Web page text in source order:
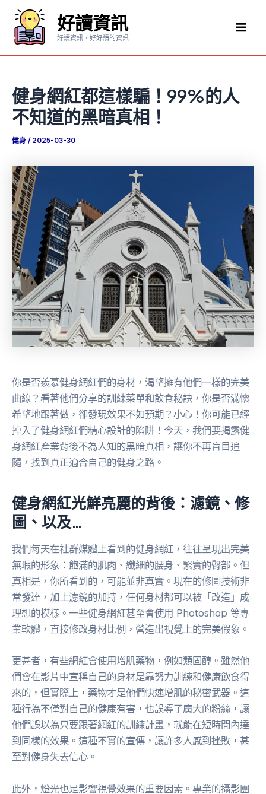
要
好讀資訊
好讀資訊，好好讀的資訊
健身網紅都這樣騙！99%的人
不知道的黑暗真相！
健身 / 2025-03-30
你是否羨慕健身網紅們的身材，渴望擁有他們一樣的完美
曲線？看著他們分享的訓練菜單和飲食秘訣，你是否滿懷
希望地跟著做，卻發現效果不如預期？小心！你可能已經
掉入了健身網紅們精心設計的陷阱！今天，我們要揭露健
身網紅產業背後不為人知的黑暗真相，讓你不再盲目追
隨，找到真正適合自己的健身之路。
健身網紅光鮮亮麗的背後：濾鏡、修
圖、以及…
我們每天在社群媒體上看到的健身網紅，往往呈現出完美
無瑕的形象：飽滿的肌肉、纖細的腰身、緊實的臀部。但
真相是，你所看到的，可能並非真實。現在的修圖技術非
常發達，加上濾鏡的加持，任何身材都可以被「改造」成
理想的模樣。一些健身網紅甚至會使用 Photoshop 等專
業軟體，直接修改身材比例，營造出視覺上的完美假象。
更甚者，有些網紅會使用增肌藥物，例如類固醇。雖然他
們會在影片中宣稱自己的身材是靠努力訓練和健康飲食得
來的，但實際上，藥物才是他們快速增肌的秘密武器。這
種行為不僅對自己的健康有害，也誤導了廣大的粉絲，讓
他們誤以為只要跟著網紅的訓練計畫，就能在短時間內達
到同樣的效果。這種不實的宣傳，讓許多人感到挫敗，甚
至對健身失去信心。
此外，燈光也是影響視覺效果的重要因素。專業的攝影團